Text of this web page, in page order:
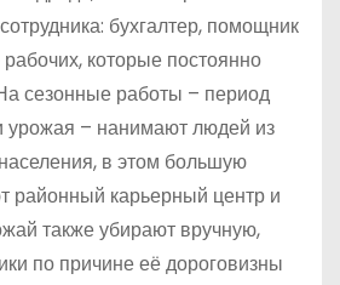
бухгалтер, помощник
которые постоянно
сезонные работы – период
урожая – нанимают людей из
в этом большую
районный карьерный центр и
также убирают вручную,
по причине её дороговизны